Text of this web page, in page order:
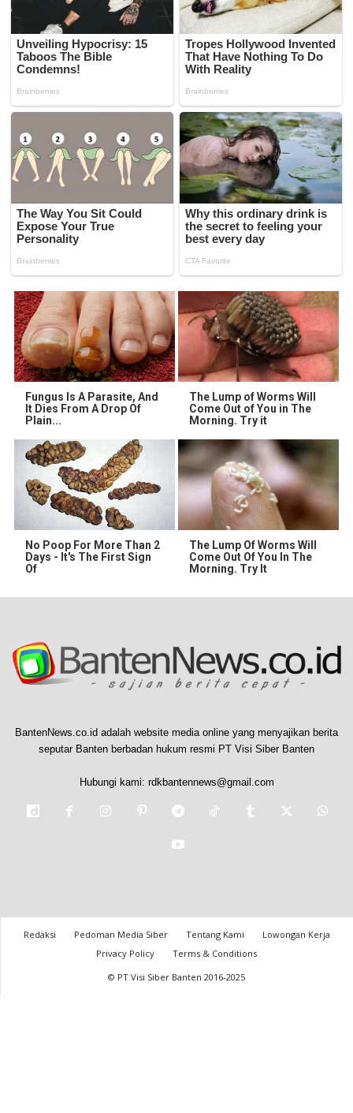
Fungus Is A Parasite, And
It Dies From A Drop Of
Plain...
The Lump of Worms Will
Come Out of You in The
Morning. Try it
No Poop For More Than 2
Days - It's The First Sign
Of
The Lump Of Worms Will
Come Out Of You In The
Morning. Try It
BantenNews.co.id adalah website media online yang menyajikan berita
seputar Banten berbadan hukum resmi PT Visi Siber Banten
Hubungi kami: rdkbantennews@gmail.com
Redaksi Pedoman Media Siber Tentang Kami
Lowongan Kerja
Privacy Policy
Terms & Conditions
© PT Visi Siber Banten 2016-2025